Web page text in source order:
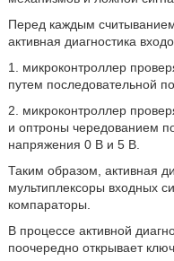
Перед каждым
активная диагностика
1. микроконтроллер
путем последовательной
2. микроконтроллер
и оптроны чередованием
напряжения 0 В и 5 В.
Таким образом, активная
мультиплексоры входных
компараторы.
В процессе активной
поочередно открывает